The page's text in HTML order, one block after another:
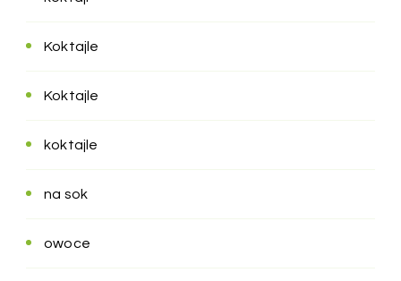
Koktajle
Koktajle
koktajle
na sok
owoce